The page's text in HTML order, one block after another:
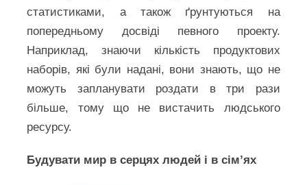
статистиками, а також ґрунтуються на
попередньому досвіді певного проекту.
Наприклад, знаючи кількість продуктових
наборів, які були надані, вони знають, що не
можуть запланувати роздати в три рази
більше, тому що не вистачить людського
ресурсу.
Будувати мир в серцях людей і в сім’ях